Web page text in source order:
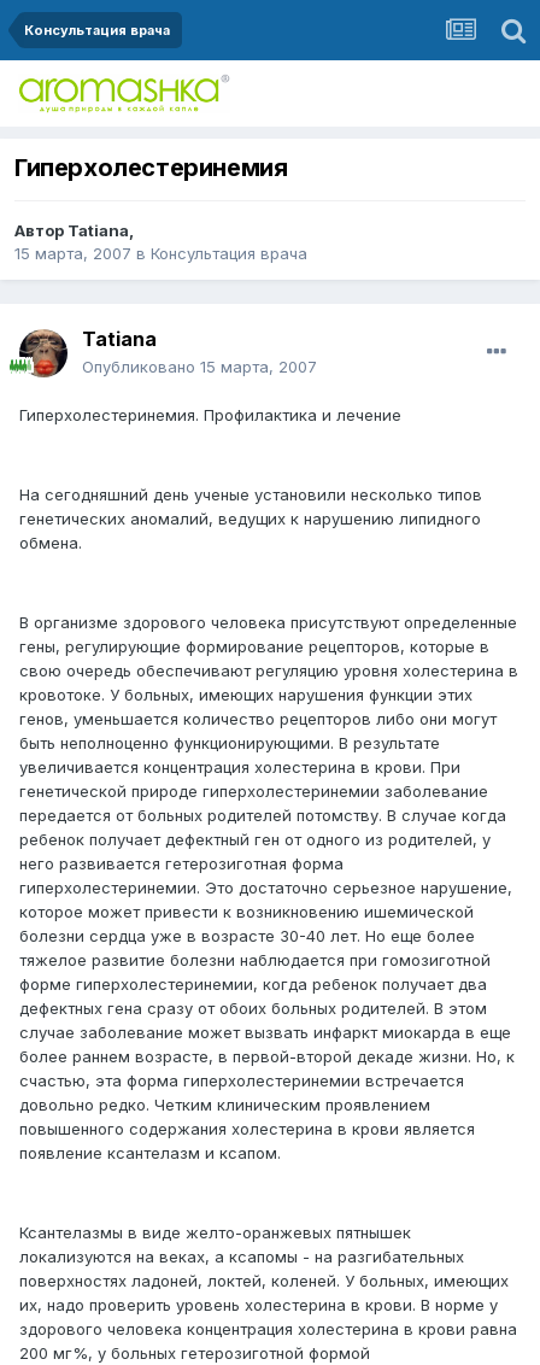
Консультация врача
Гиперхолестеринемия
Автор Tatiana,
15 марта, 2007 в Консультация врача
Tatiana
Опубликовано 15 марта, 2007
Гиперхолестеринемия. Профилактика и лечение
На сегодняшний день ученые установили несколько типов
генетических аномалий, ведущих к нарушению липидного
обмена.
В организме здорового человека присутствуют определенные
гены, регулирующие формирование рецепторов, которые в
свою очередь обеспечивают регуляцию уровня холестерина в
кровотоке. У больных, имеющих нарушения функции этих
генов, уменьшается количество рецепторов либо они могут
быть неполноценно функционирующими. В результате
увеличивается концентрация холестерина в крови. При
генетической природе гиперхолестеринемии заболевание
передается от больных родителей потомству. В случае когда
ребенок получает дефектный ген от одного из родителей, у
него развивается гетерозиготная форма
гиперхолестеринемии. Это достаточно серьезное нарушение,
которое может привести к возникновению ишемической
болезни сердца уже в возрасте 30-40 лет. Но еще более
тяжелое развитие болезни наблюдается при гомозиготной
форме гиперхолестеринемии, когда ребенок получает два
дефектных гена сразу от обоих больных родителей. В этом
случае заболевание может вызвать инфаркт миокарда в еще
более раннем возрасте, в первой-второй декаде жизни. Но, к
счастью, эта форма гиперхолестеринемии встречается
довольно редко. Четким клиническим проявлением
повышенного содержания холестерина в крови является
появление ксантелазм и ксапом.
Ксантелазмы в виде желто-оранжевых пятнышек
локализуются на веках, а ксапомы - на разгибательных
поверхностях ладоней, локтей, коленей. У больных, имеющих
их, надо проверить уровень холестерина в крови. В норме у
здорового человека концентрация холестерина в крови равна
200 мг%, у больных гетерозиготной формой